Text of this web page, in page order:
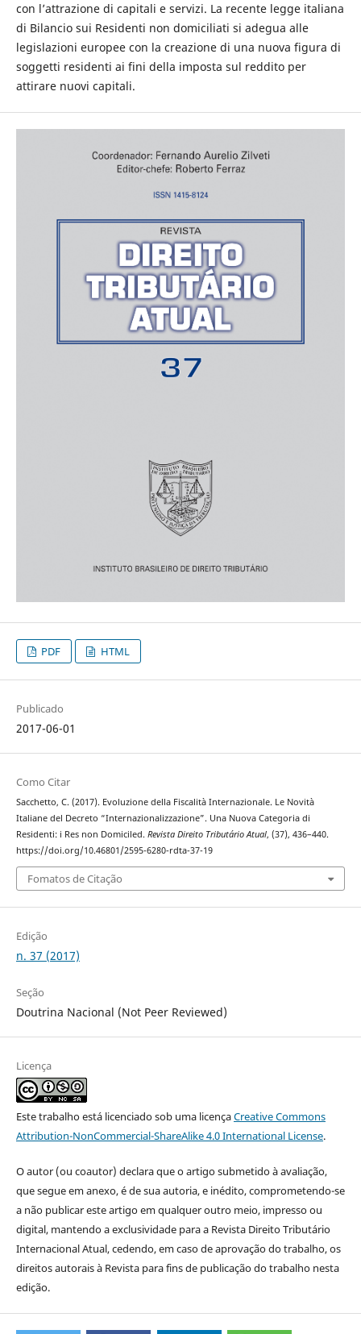
con l’attrazione di capitali e servizi. La recente legge italiana
di Bilancio sui Residenti non domiciliati si adegua alle
legislazioni europee con la creazione di una nuova figura di
soggetti residenti ai fini della imposta sul reddito per
attirare nuovi capitali.
PDF HTML
Publicado
2017-06-01
Como Citar
Sacchetto, C. (2017). Evoluzione della Fiscalità Internazionale. Le Novità
Italiane del Decreto “Internazionalizzazione”. Una Nuova Categoria di
Residenti: i Res non Domiciled. Revista Direito Tributário Atual, (37), 436–440.
https://doi.org/10.46801/2595-6280-rdta-37-19
Fomatos de Citação
Edição
n. 37 (2017)
Seção
Doutrina Nacional (Not Peer Reviewed)
Licença
Este trabalho está licenciado sob uma licençaCreative Commons
Attribution-NonCommercial-ShareAlike 4.0 International License.
O autor (ou coautor) declara que o artigo submetido à avaliação,
que segue em anexo, é de sua autoria, e inédito, comprometendo-se
a não publicar este artigo em qualquer outro meio, impresso ou
digital, mantendo a exclusividade para a Revista Direito Tributário
Internacional Atual, cedendo, em caso de aprovação do trabalho, os
direitos autorais à Revista para fins de publicação do trabalho nesta
edição.